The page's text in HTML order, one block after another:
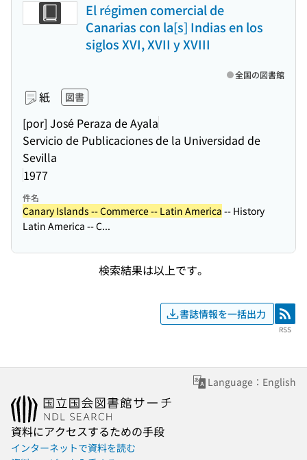
El régimen comercial de
Canarias con la[s] Indias en los
siglos XVI, XVII y XVIII
紙 図書
[por] José Peraza de Ayala
Servicio de Publicaciones de la Universidad de
Sevilla
1977
全国の図書館
件名
Canary Islands -- Commerce -- Latin America -- History
Latin America -- C...
検索結果は以上です。
書誌情報を一括出力 RSS
RSS
Language：English
資料にアクセスするための手段
インターネットで資料を読む